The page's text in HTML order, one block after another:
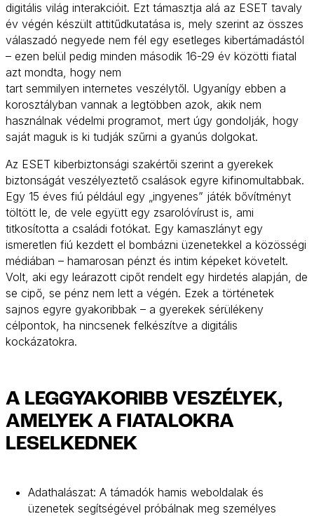
digitális világ interakcióit. Ezt támasztja alá az ESET tavaly
év végén készült attitűdkutatása is, mely szerint az összes
válaszadó negyede nem fél egy esetleges kibertámadástól
– ezen belül pedig minden második 16-29 év közötti fiatal
azt mondta, hogy nem
tart semmilyen internetes veszélytől. Ugyanígy ebben a
korosztályban vannak a legtöbben azok, akik nem
használnak védelmi programot, mert úgy gondolják, hogy
saját maguk is ki tudják szűrni a gyanús dolgokat.
Az ESET kiberbiztonsági szakértői szerint a gyerekek
biztonságát veszélyeztető csalások egyre kifinomultabbak.
Egy 15 éves fiú például egy „ingyenes” játék bővítményt
töltött le, de vele együtt egy zsarolóvírust is, ami
titkosította a családi fotókat. Egy kamaszlányt egy
ismeretlen fiú kezdett el bombázni üzenetekkel a közösségi
médiában – hamarosan pénzt és intim képeket követelt.
Volt, aki egy leárazott cipőt rendelt egy hirdetés alapján, de
se cipő, se pénz nem lett a végén. Ezek a történetek
sajnos egyre gyakoribbak – a gyerekek sérülékeny
célpontok, ha nincsenek felkészítve a digitális
kockázatokra.
A LEGGYAKORIBB VESZÉLYEK,
AMELYEK A FIATALOKRA
LESELKEDNEK
Adathalászat: A támadók hamis weboldalak és
üzenetek segítségével próbálnak meg személyes